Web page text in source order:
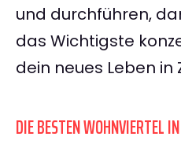
und durchführen,
das Wichtigste
dein neues Leben in
DIE BESTEN WOHNVIERTEL